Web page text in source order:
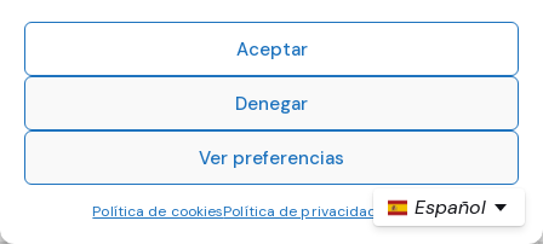
Aceptar
Denegar
Ver preferencias
Política de cookiesPolítica de privacidad Aviso legal
Español